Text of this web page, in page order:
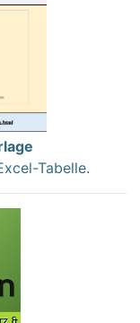
Tabelle.